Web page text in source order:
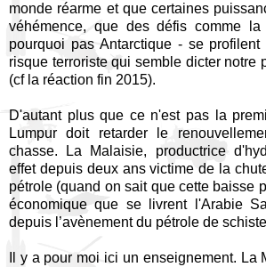
monde réarme et que certaines
véhémence, que des défis comme
pourquoi pas Antarctique - se
risque terroriste qui semble dicter notre
(cf la réaction fin 2015).
D'autant plus que ce n'est pas la
Lumpur doit retarder le
chasse. La Malaisie, productrice
effet depuis deux ans victime de la
pétrole (quand on sait que cette baisse
économique que se livrent l'Arabie
depuis l’avènement du pétrole de
Il y a pour moi ici un enseignement. La